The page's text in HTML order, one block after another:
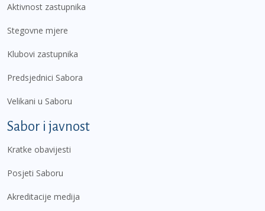
Aktivnost zastupnika
Stegovne mjere
Klubovi zastupnika
Predsjednici Sabora
Velikani u Saboru
Sabor i javnost
Kratke obavijesti
Posjeti Saboru
Akreditacije medija